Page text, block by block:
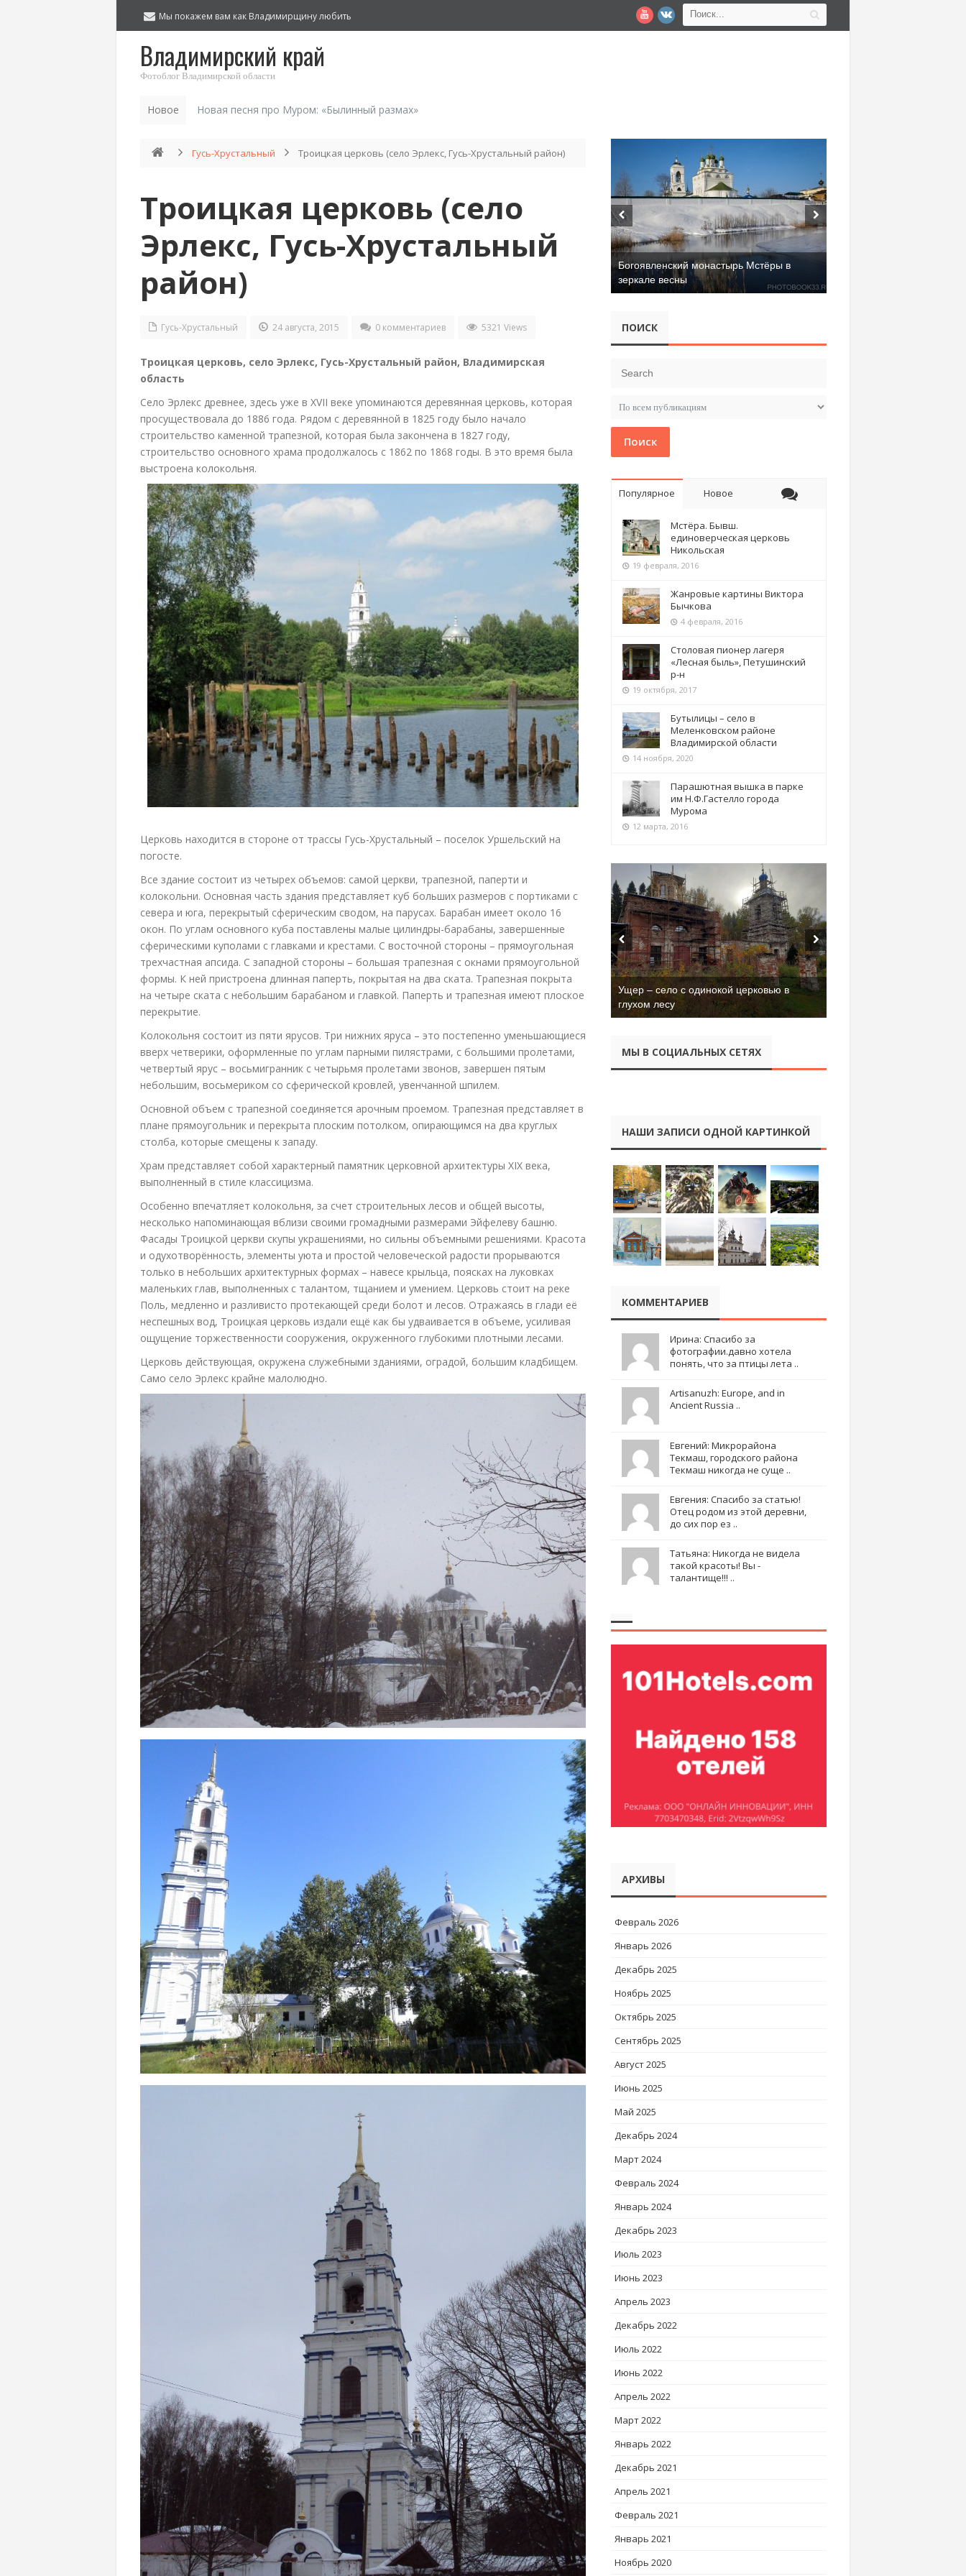
Мы покажем вам как Владимирщину любить
Владимирский край
Фотоблог Владимирской области
Новое Новая песня про Муром: «Былинный размах»
Гусь-Хрустальный Троицкая церковь (село Эрлекс, Гусь-Хрустальный район)
Троицкая церковь (село
Эрлекс, Гусь-Хрустальный
район)
Гусь-Хрустальный 24 августа, 2015 0 комментариев 5321 Views
Троицкая церковь, село Эрлекс, Гусь-Хрустальный район, Владимирская
область
Село Эрлекс древнее, здесь уже в XVII веке упоминаются деревянная церковь, которая
просуществовала до 1886 года. Рядом с деревянной в 1825 году было начало
строительство каменной трапезной, которая была закончена в 1827 году,
строительство основного храма продолжалось с 1862 по 1868 годы. В это время была
выстроена колокольня.
Церковь находится в стороне от трассы Гусь-Хрустальный – поселок Уршельский на
погосте.
Все здание состоит из четырех объемов: самой церкви, трапезной, паперти и
колокольни. Основная часть здания представляет куб больших размеров с портиками с
севера и юга, перекрытый сферическим сводом, на парусах. Барабан имеет около 16
окон. По углам основного куба поставлены малые цилиндры-барабаны, завершенные
сферическими куполами с главками и крестами. С восточной стороны – прямоугольная
трехчастная апсида. С западной стороны – большая трапезная с окнами прямоугольной
формы. К ней пристроена длинная паперть, покрытая на два ската. Трапезная покрыта
на четыре ската с небольшим барабаном и главкой. Паперть и трапезная имеют плоское
перекрытие.
Колокольня состоит из пяти ярусов. Три нижних яруса – это постепенно уменьшающиеся
вверх четверики, оформленные по углам парными пилястрами, с большими пролетами,
четвертый ярус – восьмигранник с четырьмя пролетами звонов, завершен пятым
небольшим, восьмериком со сферической кровлей, увенчанной шпилем.
Основной объем с трапезной соединяется арочным проемом. Трапезная представляет в
плане прямоугольник и перекрыта плоским потолком, опирающимся на два круглых
столба, которые смещены к западу.
Храм представляет собой характерный памятник церковной архитектуры XIX века,
выполненный в стиле классицизма.
Особенно впечатляет колокольня, за счет строительных лесов и общей высоты,
несколько напоминающая вблизи своими громадными размерами Эйфелеву башню.
Фасады Троицкой церкви скупы украшениями, но сильны объемными решениями. Красота
и одухотворённость, элементы уюта и простой человеческой радости прорываются
только в небольших архитектурных формах – навесе крыльца, поясках на луковках
маленьких глав, выполненных с талантом, тщанием и умением. Церковь стоит на реке
Поль, медленно и разливисто протекающей среди болот и лесов. Отражаясь в глади её
неспешных вод, Троицкая церковь издали ещё как бы удваивается в объеме, усиливая
ощущение торжественности сооружения, окруженного глубокими плотными лесами.
Церковь действующая, окружена служебными зданиями, оградой, большим кладбищем.
Само село Эрлекс крайне малолюдно.
Богоявленский монастырь Мстёры в
зеркале весны
ПОИСК
Поиск
Популярное Новое
Мстёра. Бывш.
единоверческая церковь
Никольская
19 февраля, 2016
Жанровые картины Виктора
Бычкова
4 февраля, 2016
Столовая пионер лагеря
«Лесная быль», Петушинский
р-н
19 октября, 2017
Бутылицы – село в
Меленковском районе
Владимирской области
14 ноября, 2020
Парашютная вышка в парке
им Н.Ф.Гастелло города
Мурома
12 марта, 2016
Ущер – село с одинокой церковью в
глухом лесу
МЫ В СОЦИАЛЬНЫХ СЕТЯХ
НАШИ ЗАПИСИ ОДНОЙ КАРТИНКОЙ
КОММЕНТАРИЕВ
Ирина: Спасибо за
фотографии.давно хотела
понять, что за птицы лета ..
Artisanuzh: Europe, and in
Ancient Russia ..
Евгений: Микрорайона
Текмаш, городского района
Текмаш никогда не суще ..
Евгения: Спасибо за статью!
Отец родом из этой деревни,
до сих пор ез ..
Татьяна: Никогда не видела
такой красоты! Вы -
талантище!!! ..
АРХИВЫ
Февраль 2026
Январь 2026
Декабрь 2025
Ноябрь 2025
Октябрь 2025
Сентябрь 2025
Август 2025
Июнь 2025
Май 2025
Декабрь 2024
Март 2024
Февраль 2024
Январь 2024
Декабрь 2023
Июль 2023
Июнь 2023
Апрель 2023
Декабрь 2022
Июль 2022
Июнь 2022
Апрель 2022
Март 2022
Январь 2022
Декабрь 2021
Апрель 2021
Февраль 2021
Январь 2021
Ноябрь 2020